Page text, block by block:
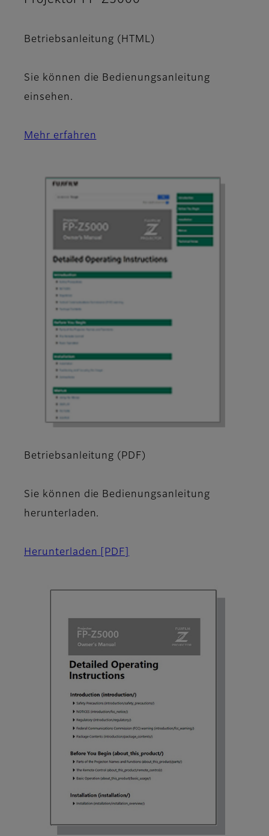
Betriebsanleitung (HTML)
Sie können die Bedienungsanleitung
einsehen.
Mehr erfahren
Betriebsanleitung (PDF)
Sie können die Bedienungsanleitung
herunterladen.
Herunterladen [PDF]